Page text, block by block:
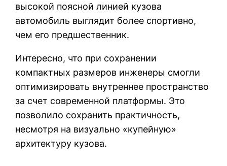
высокой поясной линией кузова
автомобиль выглядит более спортивно,
чем его предшественник.
Интересно, что при сохранении
компактных размеров инженеры смогли
оптимизировать внутреннее пространство
за счет современной платформы. Это
позволило сохранить практичность,
несмотря на визуально «купейную»
архитектуру кузова.